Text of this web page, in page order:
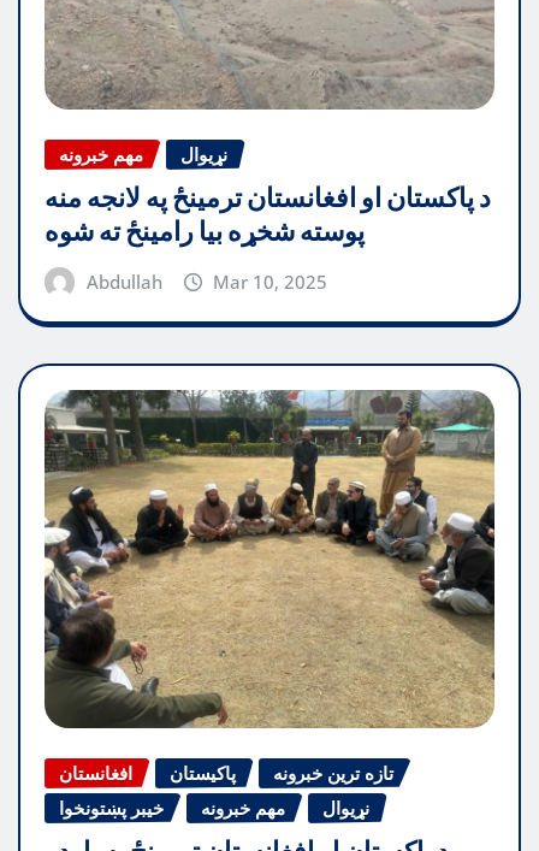
مهم خبرونه نړیوال
د پاکستان او افغانستان ترمینځ په لانجه منه
پوسته شخړه بیا رامینځ ته شوه
Abdullah Mar 10, 2025
افغانستان پاکیستان
تازه ترین خبرونه
خیبر پښتونخوا
مهم خبرونه نړیوال